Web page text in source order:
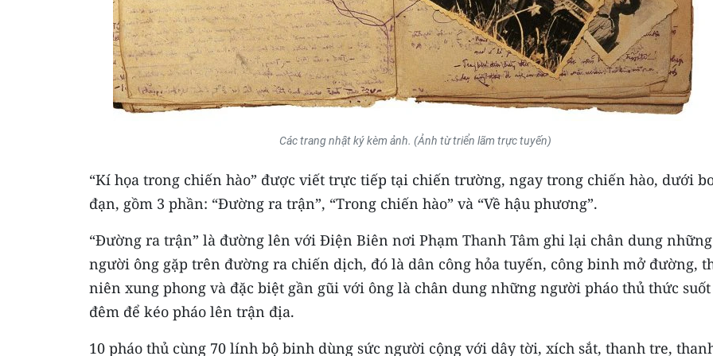
Các trang nhật ký kèm ảnh. (Ảnh từ triển lãm trực tuyến)
“Kí họa trong chiến hào” được viết trực tiếp tại chiến trường, ngay trong chiến hào, dưới
đạn, gồm 3 phần: “Đường ra trận”, “Trong chiến hào” và “Về hậu phương”.
“Đường ra trận” là đường lên với Điện Biên nơi Phạm Thanh Tâm ghi lại chân dung những
người ông gặp trên đường ra chiến dịch, đó là dân công hỏa tuyến, công binh mở đường,
niên xung phong và đặc biệt gần gũi với ông là chân dung những người pháo thủ thức suốt
đêm để kéo pháo lên trận địa.
10 pháo thủ cùng 70 lính bộ binh dùng sức người cộng với dây tời, xích sắt, thanh tre,